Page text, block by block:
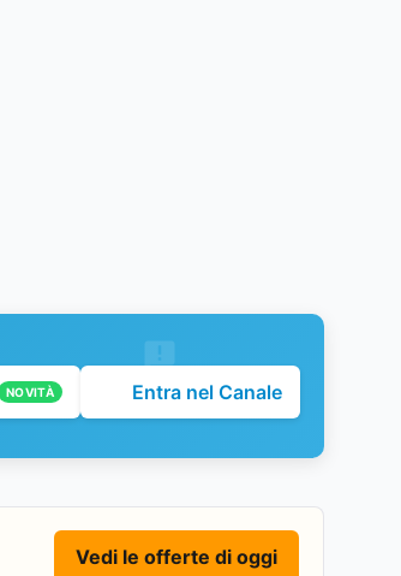
NOVITÀ Entra nel Canale
Vedi le offerte di oggi